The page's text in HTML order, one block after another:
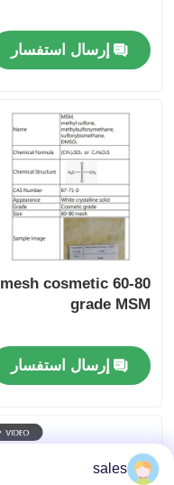
جولة في المعمل
اطلب اقتباس
مسحوق MSM
ميثيل سلفونيل ميثان MSM
البيع بالجملة
إرسال استفسار
60-80 mesh cosmetic
grade MSM
إرسال استفسار
sales